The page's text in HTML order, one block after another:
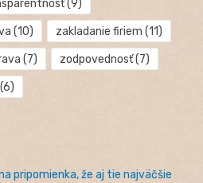
(9)
(10) zakladanie firiem (11)
(7) zodpovednosť(7)
(6)
pripomienka, že aj tie najväčšie